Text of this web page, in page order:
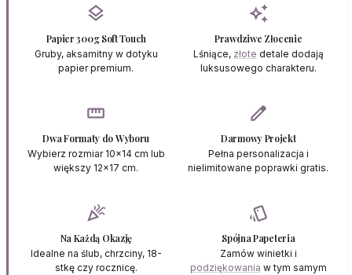
layers
Papier 300g Soft Touch
Gruby, aksamitny w dotyku
papier premium.
auto_awesome
Prawdziwe Złocenie
Lśniące, złote detale dodają
luksusowego charakteru.
straighten
Dwa Formaty do Wyboru
Wybierz rozmiar 10x14 cm lub
większy 12x17 cm.
edit
Darmowy Projekt
Pełna personalizacja i
nielimitowane poprawki gratis.
celebration
Na Każdą Okazję
Idealne na ślub, chrzciny, 18-
stkę czy rocznicę.
style
Spójna Papeteria
Zamów winietki i
podziękowania w tym samym